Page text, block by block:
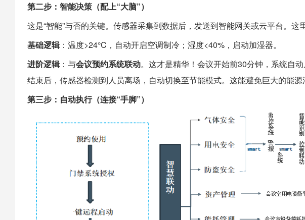
第二步：智能决策（配上“大脑”）
这是“智能”与否的关键。传感器采集到数据后，发送到智能网关或云平台。这
基础逻辑：温度>24°C，自动开启空调制冷；湿度<40%，启动加湿器。
进阶逻辑：与会议预约系统联动。这才是精华！会议开始前30分钟，系统自
结束后，传感器检测到人员离场，自动切换至节能模式。这能避免巨大的能源
第三步：自动执行（连接“手脚”）